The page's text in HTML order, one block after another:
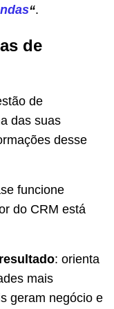
“.
de
de
das suas
desse
funcione
do CRM está
: orienta
mais
geram negócio e